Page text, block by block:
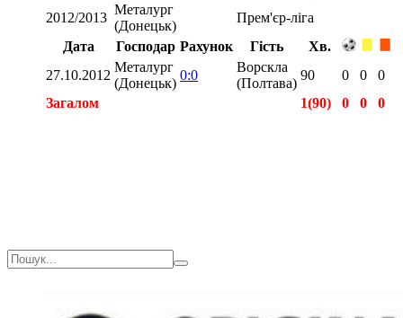
2012/2013
Металург
(Донецьк)
Прем'єр-ліга
Дата
Господар Рахунок Гість
Хв.
27.10.2012
Металург
(Донецьк)
0:0
Ворскла
(Полтава)
90 0 0
0
Загалом
1(90) 0 0
0